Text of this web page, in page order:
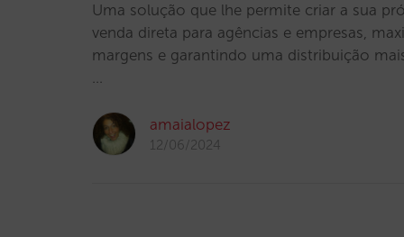
Uma solução que lhe permite criar a sua
venda direta para agências e empresas,
margens e garantindo uma distribuição
…
amaialopez
12/06/2024